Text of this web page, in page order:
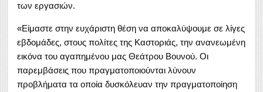
των εργασιών.
«Είμαστε στην ευχάριστη θέση να αποκαλύψουμε σε λίγες
εβδομάδες, στους πολίτες της Καστοριάς, την ανανεωμένη
εικόνα του αγαπημένου μας Θεάτρου Βουνού. Οι
παρεμβάσεις που πραγματοποιούνται λύνουν
προβλήματα τα οποία δυσκόλευαν την πραγματοποίηση